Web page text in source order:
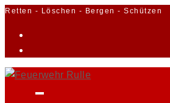
Zum
Retten - Löschen - Bergen - Schützen